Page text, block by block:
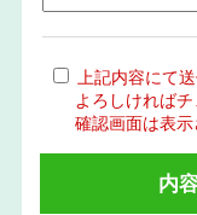
上記内容にて
よろしければチ
確認画面は表示